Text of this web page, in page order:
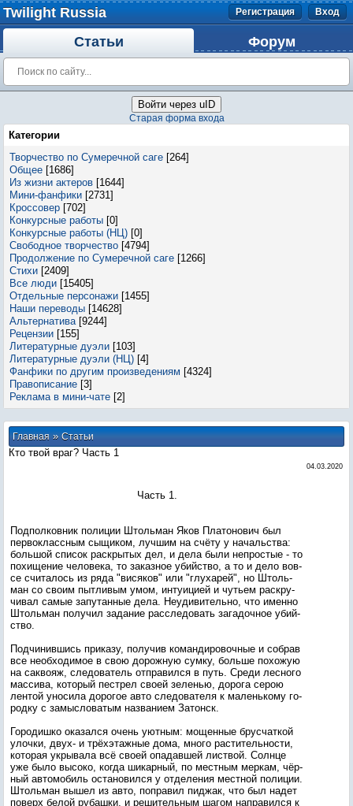
Twilight Russia Регистрация Вход
Статьи Форум
Войти через uID
Старая форма входа
Категории
Творчество по Сумеречной саге [264]
Общее [1686]
Из жизни актеров [1644]
Мини-фанфики [2731]
Кроссовер [702]
Конкурсные работы [0]
Конкурсные работы (НЦ) [0]
Свободное творчество [4794]
Продолжение по Сумеречной саге [1266]
Стихи [2409]
Все люди [15405]
Отдельные персонажи [1455]
Наши переводы [14628]
Альтернатива [9244]
Рецензии [155]
Литературные дуэли [103]
Литературные дуэли (НЦ) [4]
Фанфики по другим произведениям [4324]
Правописание [3]
Реклама в мини-чате [2]
Главная»Статьи
Кто твой враг? Часть 1
04.03.2020
Часть 1.
Под­полков­ник по­лиции Штоль­ман Яков Пла­тоно­вич был
пер­воклас­сным сы­щиком, луч­шим на счё­ту у на­чаль­ства:
боль­шой спи­сок рас­кры­тых дел, и де­ла бы­ли неп­ростые - то
по­хище­ние че­лове­ка, то за­каз­ное убий­ство, а то и де­ло вов­
се счи­талось из ря­да "ви­сяков" или "глу­харей", но Штоль­
ман со сво­им пыт­ли­вым умом, ин­ту­ици­ей и чуть­ем рас­кру­
чивал са­мые за­путан­ные де­ла. Не­уди­витель­но, что имен­но
Штоль­ман по­лучил за­дание рас­сле­довать за­гадоч­ное убий­
ство.
Под­чи­нив­шись при­казу, по­лучив ко­ман­ди­ровоч­ные и соб­рав
все не­об­хо­димое в свою до­рож­ную сум­ку, боль­ше по­хожую
на сак­во­яж, сле­дова­тель от­пра­вил­ся в путь. Сре­ди лес­но­го
мас­си­ва, ко­торый пес­трел сво­ей зе­ленью, до­рога се­рою
лен­той уно­сила до­рогое ав­то сле­дова­теля к ма­лень­ко­му го­
род­ку с за­мыс­ло­ватым наз­ва­ни­ем За­тонск.
Го­родиш­ко ока­зал­ся очень у­ют­ным: мо­щен­ные брус­чаткой
улоч­ки, двух- и трё­хэтаж­ные до­ма, мно­го рас­ти­тель­нос­ти,
ко­торая ук­ры­вала всё сво­ей опа­дав­шей лис­твой. Сол­нце
уже бы­ло вы­соко, ког­да ши­кар­ный, по мес­тным мер­кам, чёр­
ный ав­то­мобиль ос­та­новил­ся у от­де­ления мес­тной по­лиции.
Штоль­ман вы­шел из ав­то, поп­ра­вил пид­жак, что был на­дет
по­верх бе­лой ру­баш­ки, и ре­шитель­ным ша­гом нап­ра­вил­ся к